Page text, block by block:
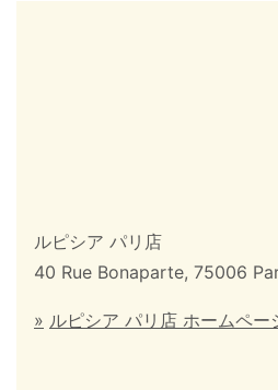
ルピシア パリ店
40 Rue Bonaparte, 75006
» ルピシア パリ店 ホームペー